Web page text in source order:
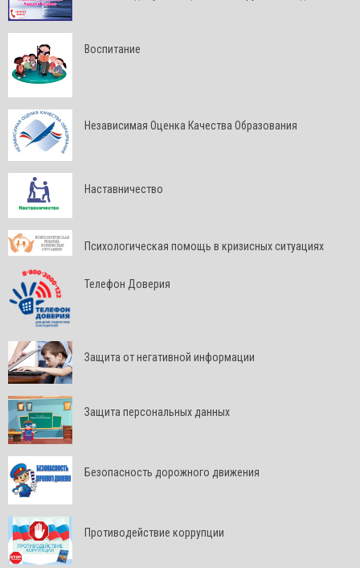
Воспитание
Независимая Оценка Качества Образования
Наставничество
Психологическая помощь в кризисных ситуациях
Телефон Доверия
Защита от негативной информации
Защита персональных данных
Безопасность дорожного движения
Противодействие коррупции